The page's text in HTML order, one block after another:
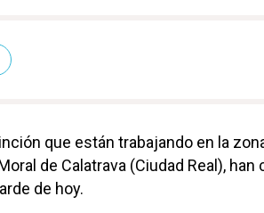
que están trabajando en la
de Calatrava (Ciudad Real),
de hoy.